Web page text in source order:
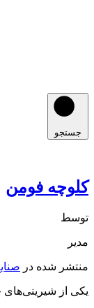
جستجو
کلوچه فومن
توسط
مدیر
منتشر شده در
یکی از